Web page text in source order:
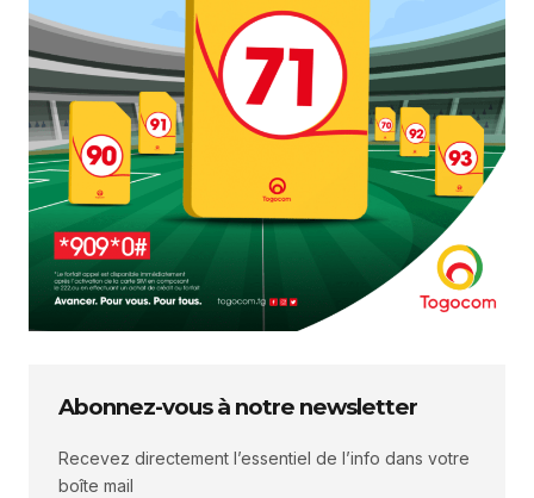
Abonnez-vous à notre newsletter
Recevez directement l’essentiel de l’info dans votre
boîte mail